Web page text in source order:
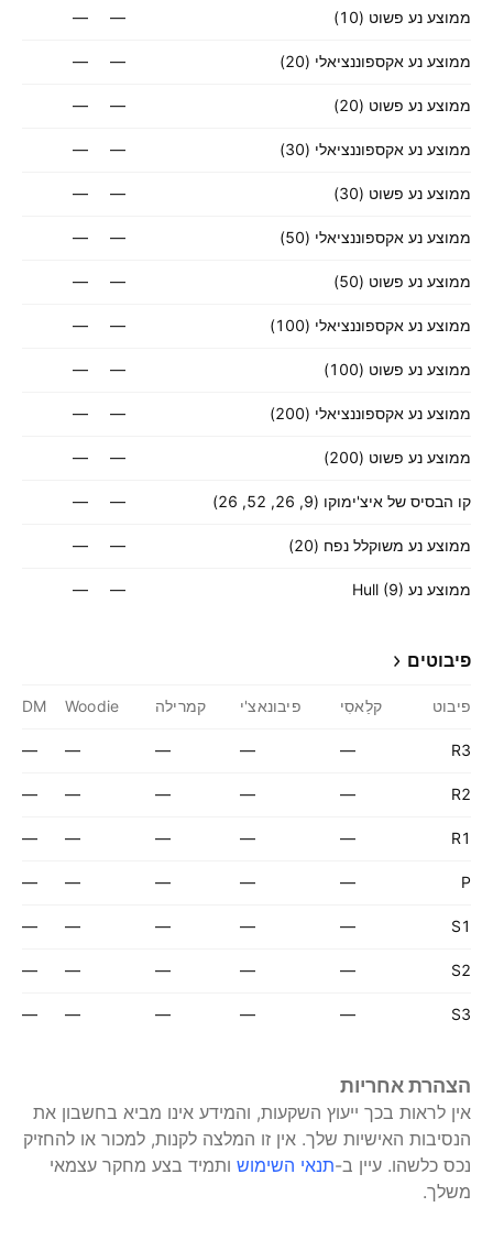
ממוצע נע פשוט (10) —
—
ממוצע נע אקספוננציאלי (20) —
—
ממוצע נע פשוט (20) —
—
ממוצע נע אקספוננציאלי (30) —
—
ממוצע נע פשוט (30) —
—
ממוצע נע אקספוננציאלי (50) —
—
ממוצע נע פשוט (50) —
—
ממוצע נע אקספוננציאלי (100) —
—
ממוצע נע פשוט (100) —
—
ממוצע נע אקספוננציאלי (200) —
—
ממוצע נע פשוט (200) —
—
קו הבסיס של איצ'ימוקו (9, 26, 52, 26) —
—
ממוצע נע משוקלל נפח (20) —
—
ממוצע נע Hull (9) —
—
פיבוטים
פיבוט קלַאסִי פיבונאצ'י קמרילה Woodie
DM
R3
—
—
—
—
—
R2
—
—
—
—
—
R1
—
—
—
—
—
P
—
—
—
—
—
S1
—
—
—
—
—
S2
—
—
—
—
—
S3
—
—
—
—
—
הצהרת אחריות
אין לראות בכך ייעוץ השקעות, והמידע אינו מביא בחשבון את
הנסיבות האישיות שלך. אין זו המלצה לקנות, למכור או להחזיק
נכס כלשהו. עיין ב-תנאי השימוש ותמיד בצע מחקר עצמאי
משלך.